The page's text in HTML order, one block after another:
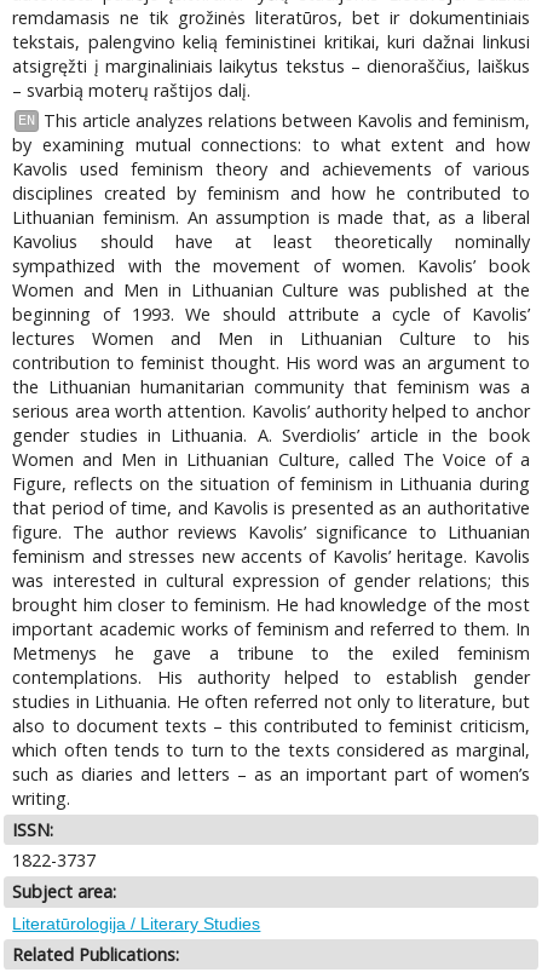
remdamasis ne tik grožinės literatūros, bet ir dokumentiniais
tekstais, palengvino kelią feministinei kritikai, kuri dažnai linkusi
atsigręžti į marginaliniais laikytus tekstus – dienoraščius, laiškus
– svarbią moterų raštijos dalį.
EN
This article analyzes relations between Kavolis and feminism,
by examining mutual connections: to what extent and how
Kavolis used feminism theory and achievements of various
disciplines created by feminism and how he contributed to
Lithuanian feminism. An assumption is made that, as a liberal
Kavolius should have at least theoretically nominally
sympathized with the movement of women. Kavolis’ book
Women and Men in Lithuanian Culture was published at the
beginning of 1993. We should attribute a cycle of Kavolis’
lectures Women and Men in Lithuanian Culture to his
contribution to feminist thought. His word was an argument to
the Lithuanian humanitarian community that feminism was a
serious area worth attention. Kavolis’ authority helped to anchor
gender studies in Lithuania. A. Sverdiolis’ article in the book
Women and Men in Lithuanian Culture, called The Voice of a
Figure, reflects on the situation of feminism in Lithuania during
that period of time, and Kavolis is presented as an authoritative
figure. The author reviews Kavolis’ significance to Lithuanian
feminism and stresses new accents of Kavolis’ heritage. Kavolis
was interested in cultural expression of gender relations; this
brought him closer to feminism. He had knowledge of the most
important academic works of feminism and referred to them. In
Metmenys he gave a tribune to the exiled feminism
contemplations. His authority helped to establish gender
studies in Lithuania. He often referred not only to literature, but
also to document texts – this contributed to feminist criticism,
which often tends to turn to the texts considered as marginal,
such as diaries and letters – as an important part of women’s
writing.
ISSN:
1822-3737
Subject area:
Literatūrologija / Literary Studies
Related Publications: